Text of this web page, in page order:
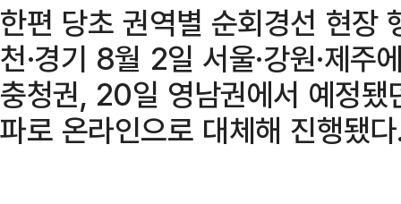
한편 당초 권역별 순회경선 현
천·경기 8월 2일 서울·강원·제
충청권, 20일 영남권에서 예정
파로 온라인으로 대체해 진행됐